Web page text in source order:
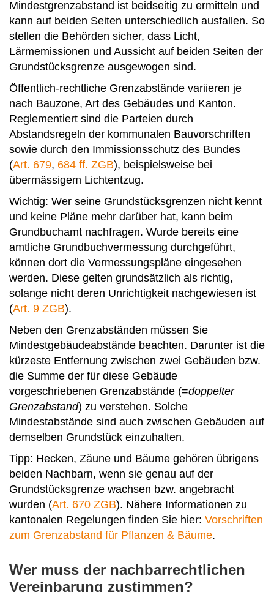
Mindestgrenzabstand ist beidseitig zu ermitteln und
kann auf beiden Seiten unterschiedlich ausfallen. So
stellen die Behörden sicher, dass Licht,
Lärmemissionen und Aussicht auf beiden Seiten der
Grundstücksgrenze ausgewogen sind.
Öffentlich-rechtliche Grenzabstände variieren je
nach Bauzone, Art des Gebäudes und Kanton.
Reglementiert sind die Parteien durch
Abstandsregeln der kommunalen Bauvorschriften
sowie durch den Immissionsschutz des Bundes
(Art. 679, 684 ff. ZGB), beispielsweise bei
übermässigem Lichtentzug.
Wichtig: Wer seine Grundstücksgrenzen nicht kennt
und keine Pläne mehr darüber hat, kann beim
Grundbuchamt nachfragen. Wurde bereits eine
amtliche Grundbuchvermessung durchgeführt,
können dort die Vermessungspläne eingesehen
werden. Diese gelten grundsätzlich als richtig,
solange nicht deren Unrichtigkeit nachgewiesen ist
(Art. 9 ZGB).
Neben den Grenzabständen müssen Sie
Mindestgebäudeabstände beachten. Darunter ist die
kürzeste Entfernung zwischen zwei Gebäuden bzw.
die Summe der für diese Gebäude
vorgeschriebenen Grenzabstände (=doppelter
Grenzabstand) zu verstehen. Solche
Mindestabstände sind auch zwischen Gebäuden auf
demselben Grundstück einzuhalten.
Tipp: Hecken, Zäune und Bäume gehören übrigens
beiden Nachbarn, wenn sie genau auf der
Grundstücksgrenze wachsen bzw. angebracht
wurden (Art. 670 ZGB). Nähere Informationen zu
kantonalen Regelungen finden Sie hier: Vorschriften
zum Grenzabstand für Pflanzen & Bäume.
Wer muss der nachbarrechtlichen
Vereinbarung zustimmen?